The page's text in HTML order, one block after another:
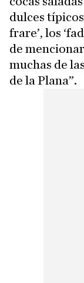
dulces
frare’, los
de
muchas de
de la Plana”.